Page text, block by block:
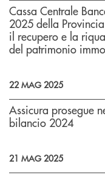
Cassa Centrale
2025 della
il recupero e la
del patrimonio
22 MAG 2025
Assicura prosegue
bilancio 2024
21 MAG 2025